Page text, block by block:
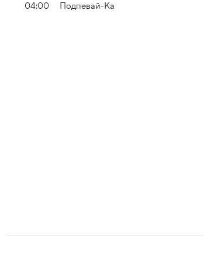
04:00
Подпевай-Ка